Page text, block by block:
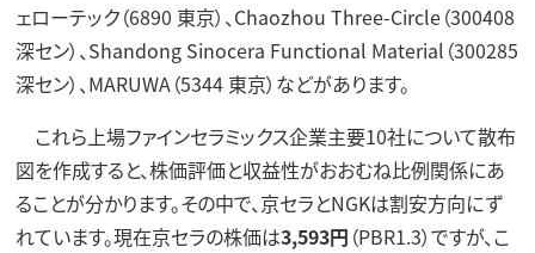
ェローテック（6890 東京）、Chaozhou Three-Circle（300408
深セン）、Shandong Sinocera Functional Material（300285
深セン）、MARUWA（5344 東京）などがあります。
これら上場ファインセラミックス企業主要10社について散布
図を作成すると、株価評価と収益性がおおむね比例関係にあ
ることが分かります。その中で、京セラとNGKは割安方向にず
れています。現在京セラの株価は3,593円 （PBR1.3）ですが、こ